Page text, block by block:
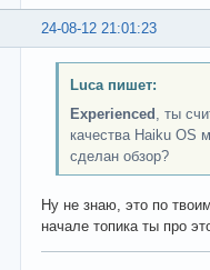
24-08-12 21:01:23
Luca пишет:
Experienced , ты
качества Haiku OS
сделан обзор?
Ну не знаю, это по
начале топика ты про